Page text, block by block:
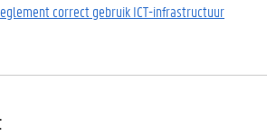
correct gebruik ICT-infrastructuur